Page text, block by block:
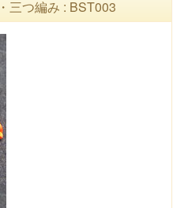
三つ編み : BST003